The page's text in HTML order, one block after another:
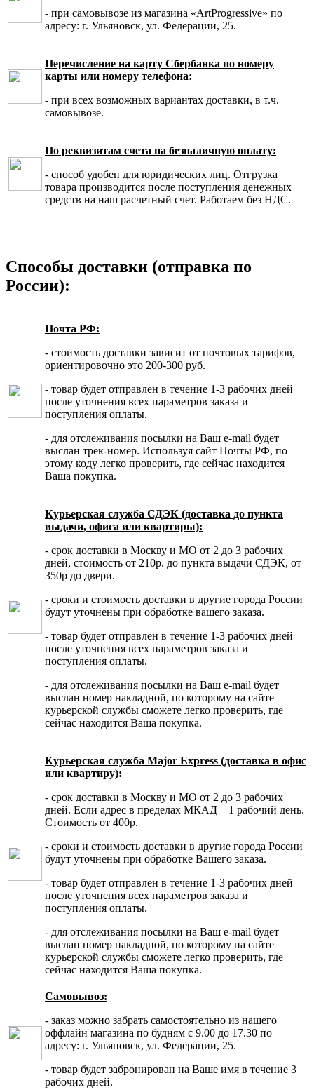
- при самовывозе из магазина «ArtProgressive» по
адресу: г. Ульяновск, ул. Федерации, 25.
Перечисление на карту Сбербанка по номеру
карты или номеру телефона:
- при всех возможных вариантах доставки, в т.ч.
самовывозе.
По реквизитам счета на безналичную оплату:
- способ удобен для юридических лиц. Отгрузка
товара производится после поступления денежных
средств на наш расчетный счет. Работаем без НДС.
Способы доставки (отправка по
России):
Почта РФ:
- стоимость доставки зависит от почтовых тарифов,
ориентировочно это 200-300 руб.
- товар будет отправлен в течение 1-3 рабочих дней
после уточнения всех параметров заказа и
поступления оплаты.
- для отслеживания посылки на Ваш e-mail будет
выслан трек-номер. Используя сайт Почты РФ, по
этому коду легко проверить, где сейчас находится
Ваша покупка.
Курьерская служба СДЭК (доставка до пункта
выдачи, офиса или квартиры):
- срок доставки в Москву и МО от 2 до 3 рабочих
дней, стоимость от 210р. до пункта выдачи СДЭК, от
350р до двери.
- сроки и стоимость доставки в другие города России
будут уточнены при обработке вашего заказа.
- товар будет отправлен в течение 1-3 рабочих дней
после уточнения всех параметров заказа и
поступления оплаты.
- для отслеживания посылки на Ваш e-mail будет
выслан номер накладной, по которому на сайте
курьерской службы сможете легко проверить, где
сейчас находится Ваша покупка.
Курьерская служба Major Express (доставка в офис
или квартиру):
- срок доставки в Москву и МО от 2 до 3 рабочих
дней. Если адрес в пределах МКАД – 1 рабочий день.
Стоимость от 400р.
- сроки и стоимость доставки в другие города России
будут уточнены при обработке Вашего заказа.
- товар будет отправлен в течение 1-3 рабочих дней
после уточнения всех параметров заказа и
поступления оплаты.
- для отслеживания посылки на Ваш e-mail будет
выслан номер накладной, по которому на сайте
курьерской службы сможете легко проверить, где
сейчас находится Ваша покупка.
Самовывоз:
- заказ можно забрать самостоятельно из нашего
оффлайн магазина по будням с 9.00 до 17.30 по
адресу: г. Ульяновск, ул. Федерации, 25.
- товар будет забронирован на Ваше имя в течение 3
рабочих дней.